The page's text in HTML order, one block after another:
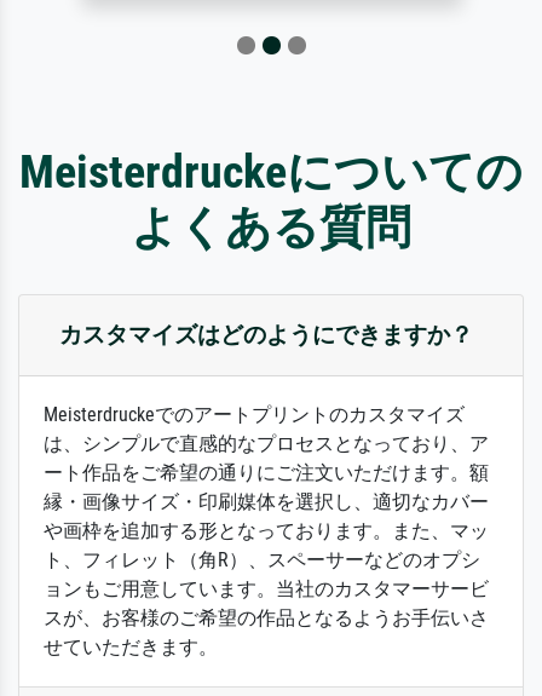
Meisterdruckeについての
よくある質問
カスタマイズはどのようにできますか？
Meisterdruckeでのアートプリントのカスタマイズ
は、シンプルで直感的なプロセスとなっており、ア
ート作品をご希望の通りにご注文いただけます。額
縁・画像サイズ・印刷媒体を選択し、適切なカバー
や画枠を追加する形となっております。また、マッ
ト、フィレット（角R）、スペーサーなどのオプシ
ョンもご用意しています。当社のカスタマーサービ
スが、お客様のご希望の作品となるようお手伝いさ
せていただきます。